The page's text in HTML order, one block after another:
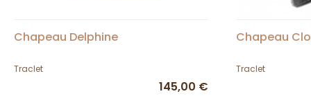
Chapeau Delphine
Traclet
145,00 €
Chapeau
Traclet